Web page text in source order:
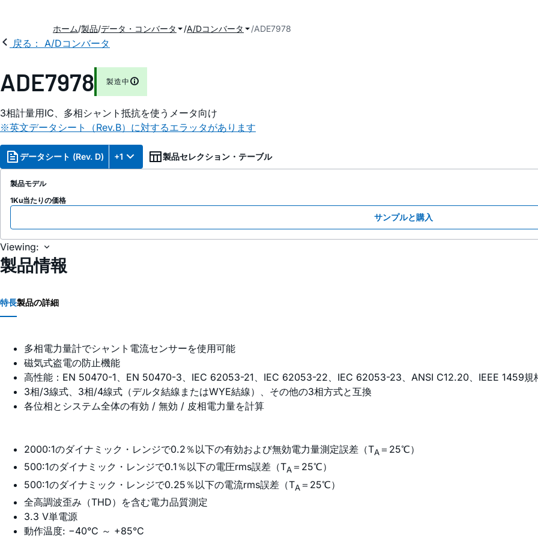
ホーム 製品 データ・コンバータ A/Dコンバータ ADE7978
戻る： A/Dコンバータ
ADE7978 製造中
3相計量用IC、多相シャント抵抗を使うメータ向け
※英文データシート（Rev.B）に対するエラッタがあります
データシート (Rev. D) +1 製品セレクション・テーブル
製品モデル
1Ku当たりの価格
サンプルと購入
Viewing:
製品情報
特長製品の詳細
多相電力量計でシャント電流センサーを使用可能
磁気式盗電の防止機能
高性能：EN 50470-1、EN 50470-3、IEC 62053-21、IEC 62053-22、IEC 62053-23、ANSI C12.20、IEEE 1459規
3相/3線式、3相/4線式（デルタ結線またはWYE結線）、その他の3相方式と互換
各位相とシステム全体の有効 / 無効 / 皮相電力量を計算
2000:1のダイナミック・レンジで0.2％以下の有効および無効電力量測定誤差（TA ＝25℃）
500:1のダイナミック・レンジで0.1％以下の電圧rms誤差（TA ＝25℃）
500:1のダイナミック・レンジで0.25％以下の電流rms誤差（TA ＝25℃）
全高調波歪み（THD）を含む電力品質測定
3.3 V単電源
動作温度: −40°C ～ +85°C